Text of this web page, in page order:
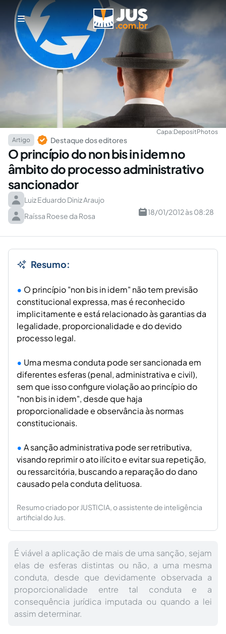
Capa:DepositPhotos
Artigo
Destaque dos editores
O princípio do non bis in idem no
âmbito do processo administrativo
sancionador
Luiz Eduardo Diniz Araujo
Raíssa Roese da Rosa
18/01/2012 às 08:28
Resumo:
O princípio "non bis in idem" não tem previsão
constitucional expressa, mas é reconhecido
implicitamente e está relacionado às garantias da
legalidade, proporcionalidade e do devido
processo legal.
Uma mesma conduta pode ser sancionada em
diferentes esferas (penal, administrativa e civil),
sem que isso configure violação ao princípio do
"non bis in idem", desde que haja
proporcionalidade e observância às normas
constitucionais.
A sanção administrativa pode ser retributiva,
visando reprimir o ato ilícito e evitar sua repetição,
ou ressarcitória, buscando a reparação do dano
causado pela conduta delituosa.
Resumo criado por JUSTICIA, o assistente de inteligência
artificial do Jus.
É viável a aplicação de mais de uma sanção, sejam
elas de esferas distintas ou não, a uma mesma
conduta, desde que devidamente observada a
proporcionalidade entre tal conduta e a
consequência jurídica imputada ou quando a lei
assim determinar.